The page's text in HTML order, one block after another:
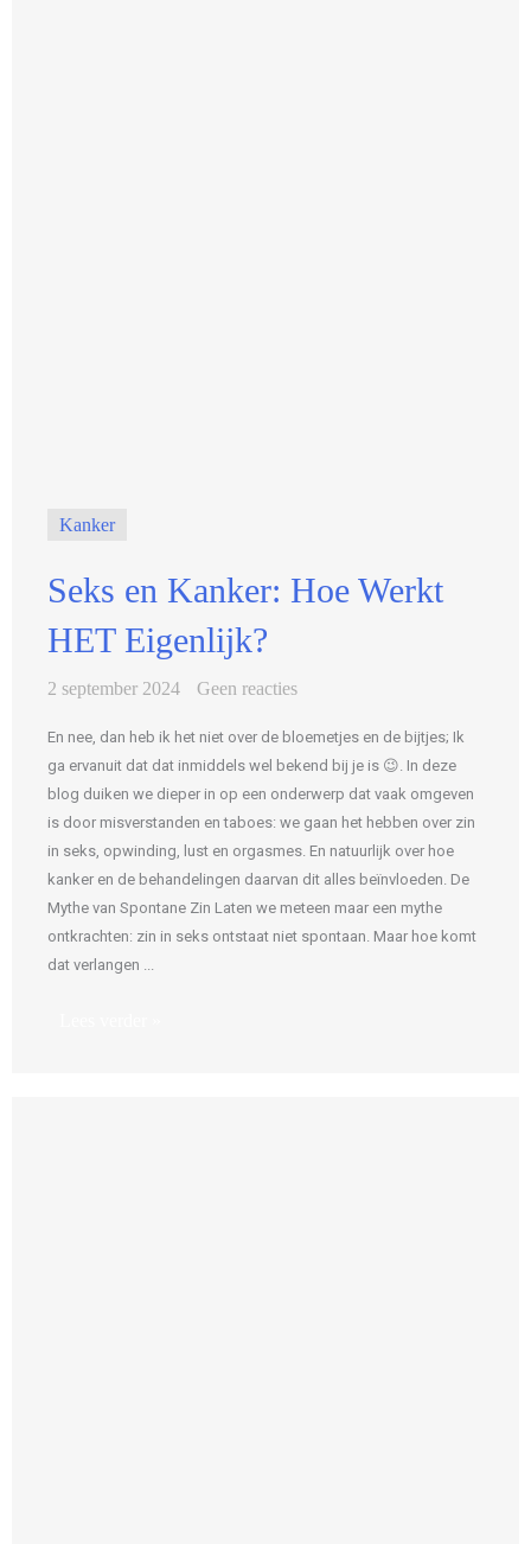
Kanker
Seks en Kanker: Hoe Werkt
HET Eigenlijk?
2 september 2024 Geen reacties
En nee, dan heb ik het niet over de bloemetjes en de bijtjes; Ik
ga ervanuit dat dat inmiddels wel bekend bij je is 😉. In deze
blog duiken we dieper in op een onderwerp dat vaak omgeven
is door misverstanden en taboes: we gaan het hebben over zin
in seks, opwinding, lust en orgasmes. En natuurlijk over hoe
kanker en de behandelingen daarvan dit alles beïnvloeden. De
Mythe van Spontane Zin Laten we meteen maar een mythe
ontkrachten: zin in seks ontstaat niet spontaan. Maar hoe komt
dat verlangen ...